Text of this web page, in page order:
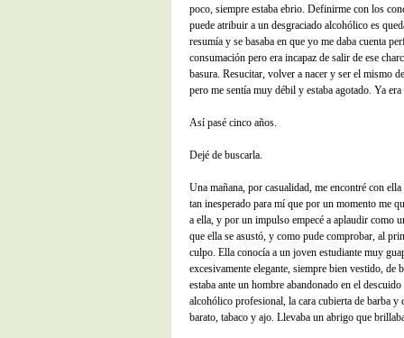
poco, siempre estaba ebrio. Definirme con los
puede atribuir a un desgraciado alcohólico es
resumía y se basaba en que yo me daba cuenta
consumación pero era incapaz de salir de ese
basura. Resucitar, volver a nacer y ser el mismo
pero me sentía muy débil y estaba agotado. Ya era
Así pasé cinco años.
Dejé de buscarla.
Una mañana, por casualidad, me encontré con
tan inesperado para mí que por un momento me
a ella, y por un impulso empecé a aplaudir como
que ella se asustó, y como pude comprobar, al
culpo. Ella conocía a un joven estudiante muy
excesivamente elegante, siempre bien vestido, de
estaba ante un hombre abandonado en el
alcohólico profesional, la cara cubierta de barba
barato, tabaco y ajo. Llevaba un abrigo que